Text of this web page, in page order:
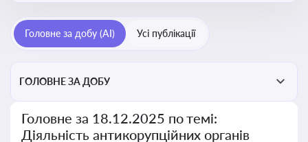
у державному управлінні та бізнесі
Головне за добу (AI) Усі публікації
ГОЛОВНЕ ЗА ДОБУ
Головне за 18.12.2025 по темі:
Діяльність антикорупційних органів